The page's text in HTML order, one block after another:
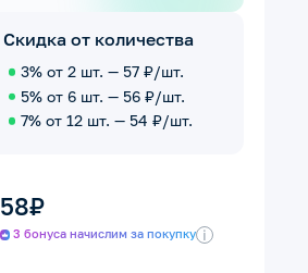
Скидка от количества
3% от 2 шт. — 57 ₽/шт.
5% от 6 шт. — 56 ₽/шт.
7% от 12 шт. — 54 ₽/шт.
58₽
3 бонуса начислим за покупку i